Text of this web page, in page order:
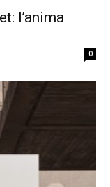
l’anima
0